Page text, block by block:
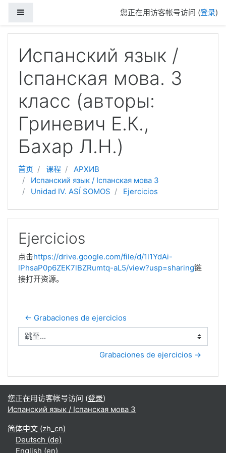
您正在用访客帐号访问 (登录)
Испанский язык /
Іспанская мова. 3
класс (авторы:
Гриневич Е.К.,
Бахар Л.Н.)
首页 课程
АРХИВ
Испанский язык / Іспанская мова 3
Unidad IV. ASÍ SOMOS
Ejercicios
Ejercicios
点击https://drive.google.com/file/d/1l1YdAi-
lPhsaP0p6ZEK7lBZRumtq-aL5/view?usp=sharing链
接打开资源。
← Grabaciones de ejercicios
跳至...
Grabaciones de ejercicios →
您正在用访客帐号访问 (登录)
Испанский язык / Іспанская мова 3
简体中文 ‎(zh_cn)‎
Deutsch ‎(de)‎
English ‎(en)‎